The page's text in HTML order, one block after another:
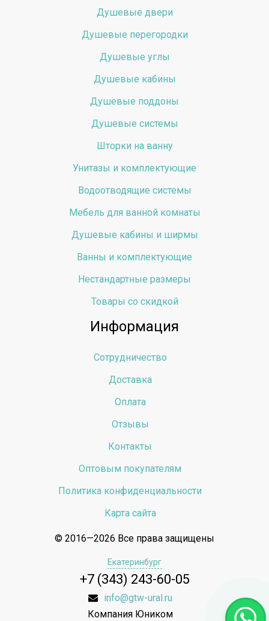
Душевые двери
Душевые перегородки
Душевые углы
Душевые кабины
Душевые поддоны
Душевые системы
Шторки на ванну
Унитазы и комплектующие
Водоотводящие системы
Мебель для ванной комнаты
Душевые кабины и ширмы
Ванны и комплектующие
Нестандартные размеры
Товары со скидкой
Информация
Сотрудничество
Доставка
Оплата
Отзывы
Контакты
Оптовым покупателям
Политика конфиденциальности
Карта сайта
© 2016—2026 Все права защищены
Екатеринбург
+7 (343) 243-60-05
info@gtw-ural.ru
Компания Юником